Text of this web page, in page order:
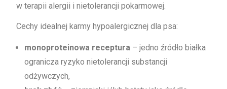
w terapii alergii i nietolerancji pokarmowej.
Cechy idealnej karmy hypoalergicznej dla psa:
monoproteinowa receptura – jedno źródło białka
ogranicza ryzyko nietolerancji substancji
odżywczych,